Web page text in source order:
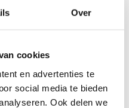
Over
cookies
en advertenties te
social media te bieden
Ook delen we
op voetbal is ons
klassiek voetbalmet
en technieken